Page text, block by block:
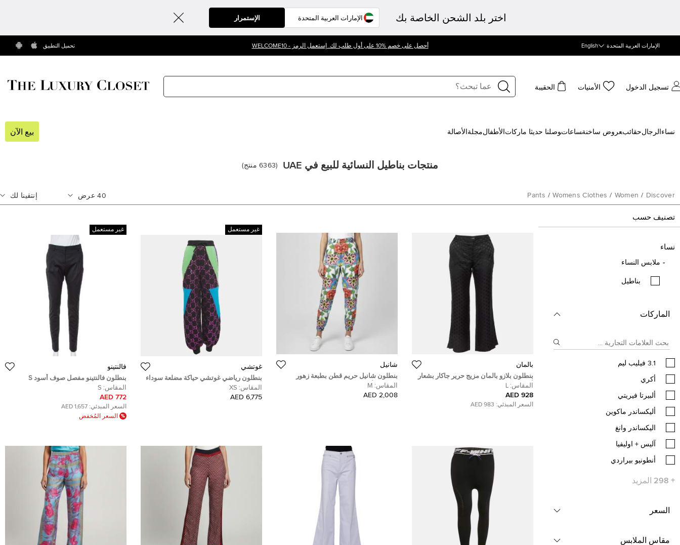
اختر بلد الشحن الخاصة بك الإستمرار
الإمارات العربية المتحدة English أحصل على خصم %10 على أول طلب لك. إستعمل الرمز - WELCOME10 تحميل التطبيق
تسجيل الدخول الأمنيات الحقيبة
نساء الرجالحقائب‍عروض ساخنة‍ساعات‍وصلنا حديثا ‍ ماركات الأطفالمجلة الأصالة بيع الآن
منتجات بناطيل النسائية للبيع في UAE (
6363 منتج)
Discover
/
Women
/
Womens Clothes
/
Pants
40 عرض إنتقينا لك
تصنيف حسب
نساء
ملابس النساء
بناطيل
الماركات
3.1 فيليب ليم
أكري
ألبيرتا فيريتي
أليكساندر ماكوين
اليكساندر وانغ
آليس + اوليفيا
أنطونيو بيراردي
+
298 المزيد
السعر
مقاس الملابس
بالمان
بنطلون بلازو بالمان مزيج حرير جاكار بشعار
أسود كبير
المقاس: L
928 AED
السعر المبدئي: 983 AED
شانيل
بنطلون شانيل حريم قطن بطبعة زهور
متعددة الألوان مقاس متوسط
المقاس: M
2,008 AED
غير مستعمل
غوتشي
بنطلون رياضي غوتشي حياكة مضلعة سوداء
بتطريز GG ترتر مقاس صغير - إكس صغير
المقاس: XS
6,775 AED
غير مستعمل
فالنتينو
بنطلون فالنتينو مفصل صوف أسود S
المقاس: S
772 AED
السعر المبدئي: 1,657 AED
السعر المُخفض